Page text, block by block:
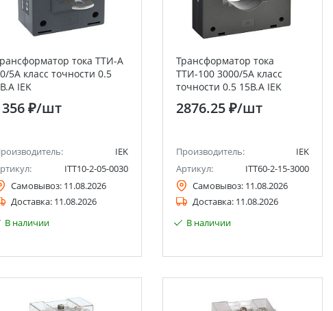
тока ТТИ-А
5А класс точности 0.5
IEK
₽/шт
IEK
ITT10-2-05-0030
Самовывоз: 11.08.2026
Доставка: 11.08.2026
В наличии
Трансформатор тока
ТТИ-100 3000/5А класс
точности 0.5 15В.А IEK
2876.25 ₽/шт
Производитель:
IEK
Артикул:
ITT60-2-15-3000
Самовывоз: 11.08.2026
Доставка: 11.08.2026
В наличии